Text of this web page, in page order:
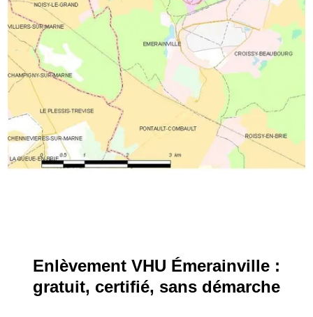
Enlèvement VHU Émerainville :
gratuit, certifié, sans démarche